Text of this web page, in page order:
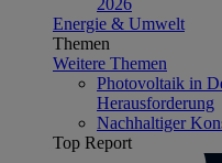
Energie & Umwelt
Themen
Weitere Themen
Photovoltaik in
Herausforderung
Nachhaltiger
Top Report